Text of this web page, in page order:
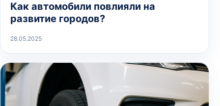
Как автомобили повлияли на
развитие городов?
28.05.2025